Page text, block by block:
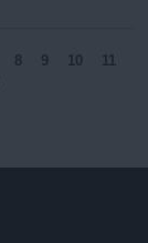
8 9 10
11